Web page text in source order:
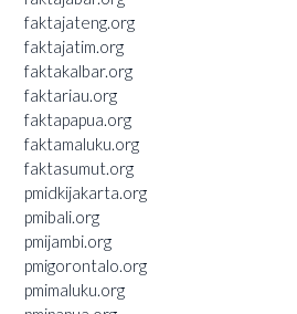
faktajateng.org
faktajatim.org
faktakalbar.org
faktariau.org
faktapapua.org
faktamaluku.org
faktasumut.org
pmidkijakarta.org
pmibali.org
pmijambi.org
pmigorontalo.org
pmimaluku.org